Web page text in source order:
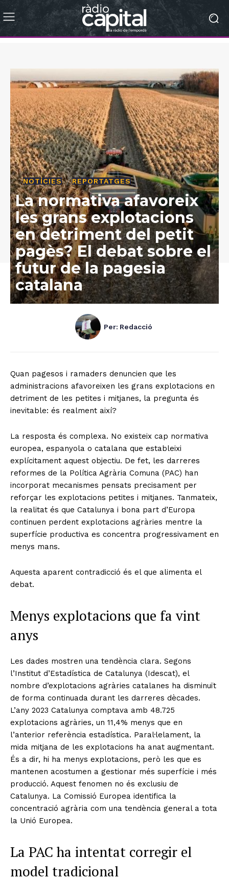
NOTÍCIES REPORTATGES
La normativa afavoreix
les grans explotacions
en detriment del petit
pagès? El debat sobre el
futur de la pagesia
catalana
Per: Redacció
Quan pagesos i ramaders denuncien que les
administracions afavoreixen les grans explotacions en
detriment de les petites i mitjanes, la pregunta és
inevitable: és realment així?
La resposta és complexa. No existeix cap normativa
europea, espanyola o catalana que estableixi
explícitament aquest objectiu. De fet, les darreres
reformes de la Política Agrària Comuna (PAC) han
incorporat mecanismes pensats precisament per
reforçar les explotacions petites i mitjanes. Tanmateix,
la realitat és que Catalunya i bona part d’Europa
continuen perdent explotacions agràries mentre la
superfície productiva es concentra progressivament en
menys mans.
Aquesta aparent contradicció és el que alimenta el
debat.
Menys explotacions que fa vint
anys
Les dades mostren una tendència clara. Segons
l’Institut d’Estadística de Catalunya (Idescat), el
nombre d’explotacions agràries catalanes ha disminuït
de forma continuada durant les darreres dècades.
L’any 2023 Catalunya comptava amb 48.725
explotacions agràries, un 11,4% menys que en
l’anterior referència estadística. Paral·lelament, la
mida mitjana de les explotacions ha anat augmentant.
És a dir, hi ha menys explotacions, però les que es
mantenen acostumen a gestionar més superfície i més
producció. Aquest fenomen no és exclusiu de
Catalunya. La Comissió Europea identifica la
concentració agrària com una tendència general a tota
la Unió Europea.
La PAC ha intentat corregir el
model tradicional